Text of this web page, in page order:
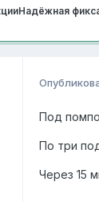
Надёжная
Под
По три
Через 15